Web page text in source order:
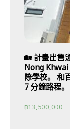
🏡 計畫出售
Nong
際學校。 和
7 分鐘路程。
฿13,500,000